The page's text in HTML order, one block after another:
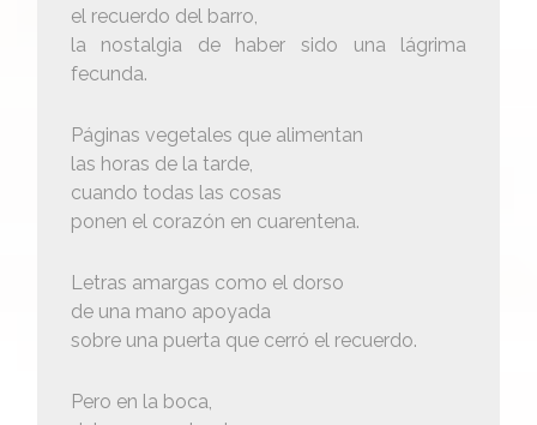
el recuerdo del barro,
la nostalgia de haber sido una lágrima
fecunda.
Páginas vegetales que alimentan
las horas de la tarde,
cuando todas las cosas
ponen el corazón en cuarentena.
Letras amargas como el dorso
de una mano apoyada
sobre una puerta que cerró el recuerdo.
Pero en la boca,